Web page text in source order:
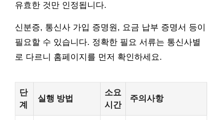
유효한 것만 인정됩니다.
신분증, 통신사 가입 증명원, 요금 납부 증명서 등이
필요할 수 있습니다. 정확한 필요 서류는 통신사별
로 다르니 홈페이지를 먼저 확인하세요.
단
계
실행 방법
소요
시간
주의사항